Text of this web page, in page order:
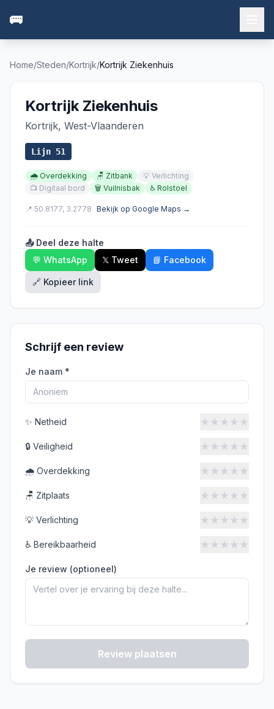
🚌
Home/Steden/Kortrijk/Kortrijk Ziekenhuis
Kortrijk Ziekenhuis
Kortrijk, West-Vlaanderen
Lijn 51
🌧️ Overdekking 🪑 Zitbank 💡 Verlichting
📺 Digitaal bord 🗑️ Vuilnisbak ♿ Rolstoel
📍 50.8177, 3.2778 Bekijk op Google Maps →
📤 Deel deze halte
💬 WhatsApp
𝕏 Tweet 📘 Facebook
🔗 Kopieer link
Schrijf een review
Je naam *
✨ Netheid ★★★★★
🔒 Veiligheid ★★★★★
🌧️ Overdekking ★★★★★
🪑 Zitplaats ★★★★★
💡 Verlichting ★★★★★
♿ Bereikbaarheid ★★★★★
Je review (optioneel)
Review plaatsen